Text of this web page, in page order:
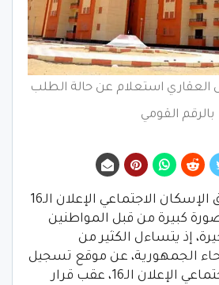
العقاري استعلام عن حالة الطلب
بالرقم القومي
موقع تسجيل شقق الإسكان الاجتماعي الإعلان الـ16
كبيرة من قبل المواطنين
إذ يتساءل الكثير من
الجمهورية، عن موقع تسجيل
شقق الإسكان الاجتماعي الإعلان الـ16، عقب قرار